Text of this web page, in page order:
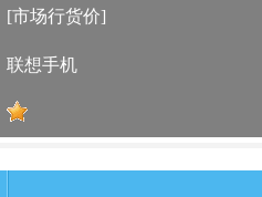
[市场行货价]
联想手机